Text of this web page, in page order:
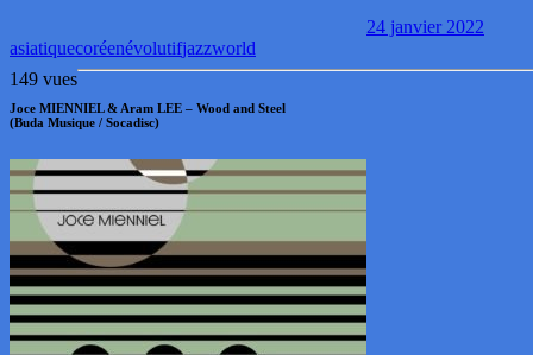
24 janvier 2022
asiatiquecoréenévolutifjazzworld
149 vues
Joce MIENNIEL & Aram LEE – Wood and Steel
(Buda Musique / Socadisc)